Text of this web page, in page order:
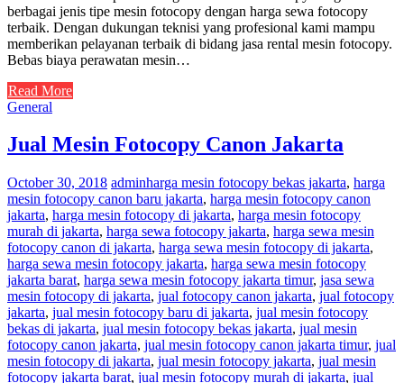
berbagai jenis tipe mesin fotocopy dengan harga sewa fotocopy
terbaik. Dengan dukungan teknisi yang profesional kami mampu
memberikan pelayanan terbaik di bidang jasa rental mesin fotocopy.
Bebas biaya perawatan mesin…
Read More
General
Jual Mesin Fotocopy Canon Jakarta
October 30, 2018 adminharga mesin fotocopy bekas jakarta, harga
mesin fotocopy canon baru jakarta, harga mesin fotocopy canon
jakarta, harga mesin fotocopy di jakarta, harga mesin fotocopy
murah di jakarta, harga sewa fotocopy jakarta, harga sewa mesin
fotocopy canon di jakarta, harga sewa mesin fotocopy di jakarta,
harga sewa mesin fotocopy jakarta, harga sewa mesin fotocopy
jakarta barat, harga sewa mesin fotocopy jakarta timur, jasa sewa
mesin fotocopy di jakarta, jual fotocopy canon jakarta, jual fotocopy
jakarta, jual mesin fotocopy baru di jakarta, jual mesin fotocopy
bekas di jakarta, jual mesin fotocopy bekas jakarta, jual mesin
fotocopy canon jakarta, jual mesin fotocopy canon jakarta timur, jual
mesin fotocopy di jakarta, jual mesin fotocopy jakarta, jual mesin
fotocopy jakarta barat, jual mesin fotocopy murah di jakarta, jual